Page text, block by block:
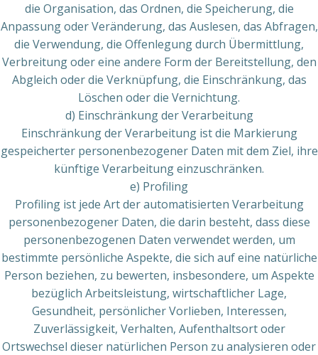
die Organisation, das Ordnen, die Speicherung, die
Anpassung oder Veränderung, das Auslesen, das Abfragen,
die Verwendung, die Offenlegung durch Übermittlung,
Verbreitung oder eine andere Form der Bereitstellung, den
Abgleich oder die Verknüpfung, die Einschränkung, das
Löschen oder die Vernichtung.
d) Einschränkung der Verarbeitung
Einschränkung der Verarbeitung ist die Markierung
gespeicherter personenbezogener Daten mit dem Ziel, ihre
künftige Verarbeitung einzuschränken.
e) Profiling
Profiling ist jede Art der automatisierten Verarbeitung
personenbezogener Daten, die darin besteht, dass diese
personenbezogenen Daten verwendet werden, um
bestimmte persönliche Aspekte, die sich auf eine natürliche
Person beziehen, zu bewerten, insbesondere, um Aspekte
bezüglich Arbeitsleistung, wirtschaftlicher Lage,
Gesundheit, persönlicher Vorlieben, Interessen,
Zuverlässigkeit, Verhalten, Aufenthaltsort oder
Ortswechsel dieser natürlichen Person zu analysieren oder